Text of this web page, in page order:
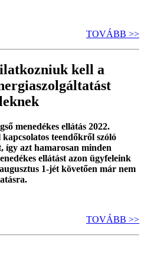
TOVÁBB >>
kell a
menedékes ellátás 2022.
kapcsolatos teendőkről szóló
így azt hamarosan minden
ellátást azon ügyfeleink
1-jét követően már nem
TOVÁBB >>